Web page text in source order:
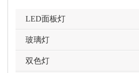
LED面板灯
玻璃灯
双色灯